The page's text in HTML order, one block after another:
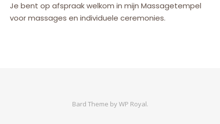
Je bent op afspraak welkom in mijn Massagetempel
voor massages en individuele ceremonies.
Bard Theme byWP Royal.